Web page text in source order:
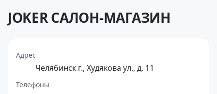
JOKER САЛОН-МАГАЗИН
Адрес
Челябинск г., Худякова ул., д. 11
Телефоны